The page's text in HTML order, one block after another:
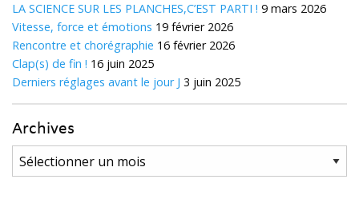
LA SCIENCE SUR LES PLANCHES,C’EST PARTI ! 9 mars 2026
Vitesse, force et émotions 19 février 2026
Rencontre et chorégraphie 16 février 2026
Clap(s) de fin ! 16 juin 2025
Derniers réglages avant le jour J 3 juin 2025
Archives
Archives